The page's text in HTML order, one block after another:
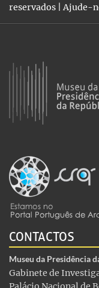
reservados |Ajude-
CONTACTOS
Museu da Presidência
Gabinete de